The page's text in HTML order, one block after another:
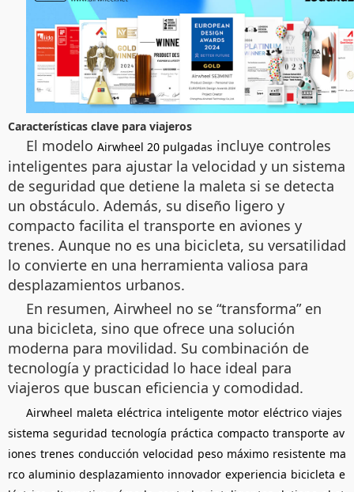
Características clave para viajeros
El modelo Airwheel 20 pulgadas incluye controles
inteligentes para ajustar la velocidad y un sistema
de seguridad que detiene la maleta si se detecta
un obstáculo. Además, su diseño ligero y
compacto facilita el transporte en aviones y
trenes. Aunque no es una bicicleta, su versatilidad
lo convierte en una herramienta valiosa para
desplazamientos urbanos.
En resumen, Airwheel no se “transforma” en
una bicicleta, sino que ofrece una solución
moderna para movilidad. Su combinación de
tecnología y practicidad lo hace ideal para
viajeros que buscan eficiencia y comodidad.
Airwheel maleta eléctrica inteligente motor eléctrico viajes
sistema seguridad tecnología práctica compacto transporte av
iones trenes conducción velocidad peso máximo resistente ma
rco aluminio desplazamiento innovador experiencia bicicleta e